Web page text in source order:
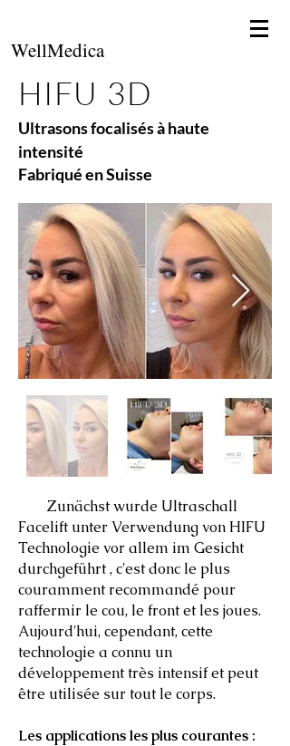
WellMedica
HIFU 3D
Ultrasons focalisés à haute
intensité
Fabriqué en Suisse
Zunächst wurde Ultraschall
Facelift unter Verwendung von HIFU
Technologie vor allem im Gesicht
durchgeführt , c'est donc le plus
couramment recommandé pour
raffermir le cou, le front et les joues.
Aujourd'hui, cependant, cette
technologie a connu un
développement très intensif et peut
être utilisée sur tout le corps.
Les applications les plus courantes :